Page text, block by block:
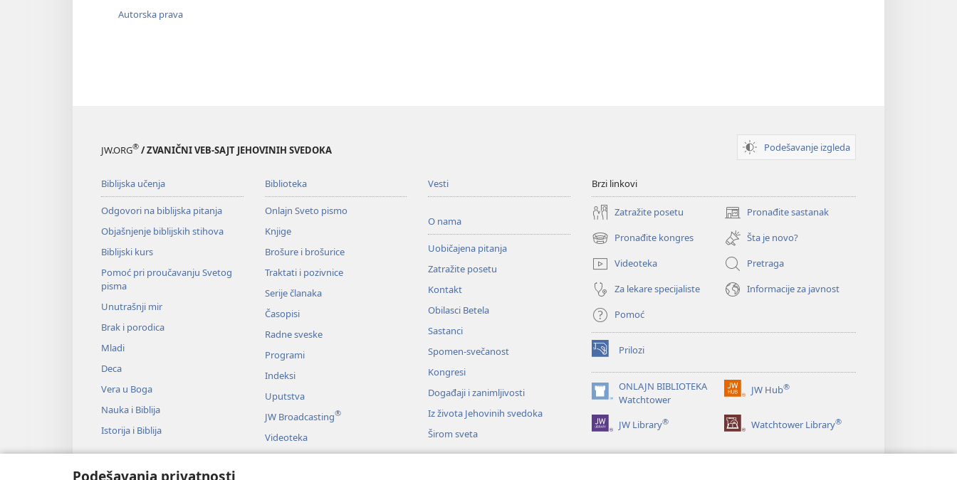
Podešavanja privatnosti
Autorska prava
JW.ORG® / ZVANIČNI VEB-SAJT JEHOVINIH SVEDOKA Podešavanje izgleda
Biblijska učenja
Odgovori na biblijska pitanja
Objašnjenje biblijskih stihova
Biblijski kurs
Pomoć pri proučavanju Svetog
pisma
Unutrašnji mir
Brak i porodica
Mladi
Deca
Vera u Boga
Nauka i Biblija
Istorija i Biblija
Biblioteka
Onlajn Sveto pismo
Knjige
Brošure i brošurice
Traktati i pozivnice
Serije članaka
Časopisi
Radne sveske
Programi
Indeksi
Uputstva
JW Broadcasting®
Videoteka
Muzika
Vesti
O nama
Uobičajena pitanja
Zatražite posetu
Kontakt
Obilasci Betela
Sastanci
Spomen-svečanost
Kongresi
Događaji i zanimljivosti
Iz života Jehovinih svedoka
Širom sveta
Brzi linkovi
Zatražite posetu Pronađite sastanak
(otvara
novi
prozor)
Pronađite kongres
(otvara
novi
prozor)
Šta je novo?
Videoteka
Pretraga
Za lekare specijaliste
Informacije za javnost
Pomoć
Prilozi
(otvara
novi
prozor)ONLAJN BIBLIOTEKA
Watchtower
(otvara
novi
prozor)
JW Hub®
(otvara
prozor)
JW Library® Watchtower Library®